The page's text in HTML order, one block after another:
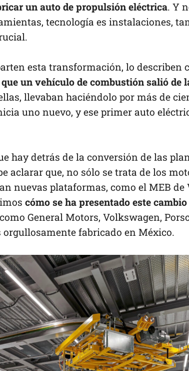
un auto de propulsión eléctrica. Y
tecnología es instalaciones,
esta transformación, lo describen
un vehículo de combustión salió de
llevaban haciéndolo por más de
uno nuevo, y ese primer auto
hay detrás de la conversión de las
aclarar que, no sólo se trata de los
nuevas plataformas, como el MEB de
cómo se ha presentado este
General Motors, Volkswagen,
fabricado en México.